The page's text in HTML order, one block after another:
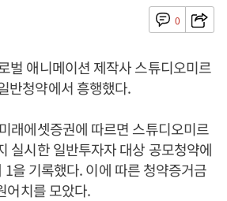
0
벌 애니메이션 제작사 스튜디오미르
반청약에서 흥행했다.
래에셋증권에 따르면 스튜디오미르
실시한 일반투자자 대상 공모청약에
을 기록했다. 이에 따른 청약증거금
어치를 모았다.